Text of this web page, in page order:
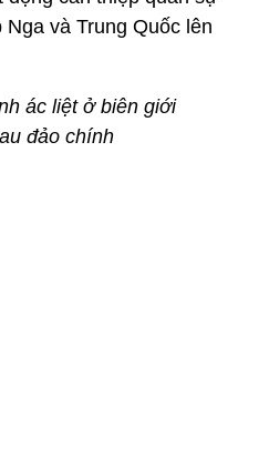
và Trung Quốc lên
ác liệt ở biên giới
đảo chính